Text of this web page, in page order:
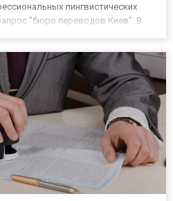
лингвистических
"бюро переводов Киев". В